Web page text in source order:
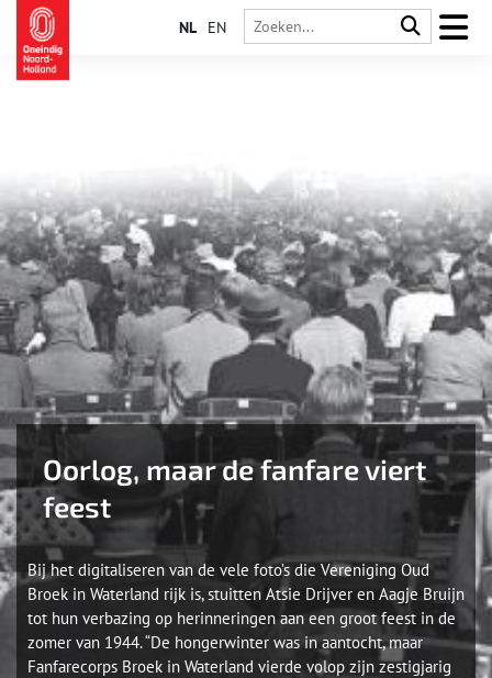
NL EN
Oorlog, maar de fanfare viert
feest
Bij het digitaliseren van de vele foto’s die Vereniging Oud
Broek in Waterland rijk is, stuitten Atsie Drijver en Aagje Bruijn
tot hun verbazing op herinneringen aan een groot feest in de
zomer van 1944. “De hongerwinter was in aantocht, maar
Fanfarecorps Broek in Waterland vierde volop zijn zestigjarig